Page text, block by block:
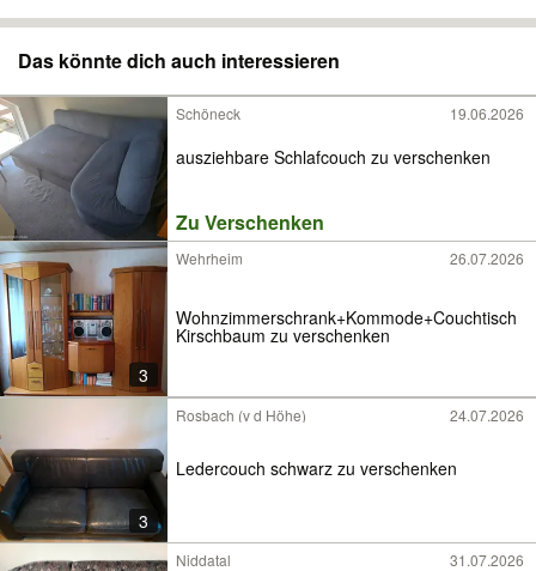
Das könnte dich auch interessieren
Schöneck 19.06.2026
ausziehbare Schlafcouch zu verschenken
Zu Verschenken
3
Wehrheim 26.07.2026
Wohnzimmerschrank+Kommode+Couchtisch
Kirschbaum zu verschenken
3
Rosbach (v d Höhe) 24.07.2026
Ledercouch schwarz zu verschenken
Niddatal 31.07.2026